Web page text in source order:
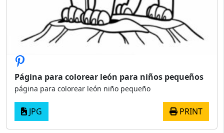
Página para colorear león para niños pequeños
página para colorear león niño pequeño
JPG PRINT